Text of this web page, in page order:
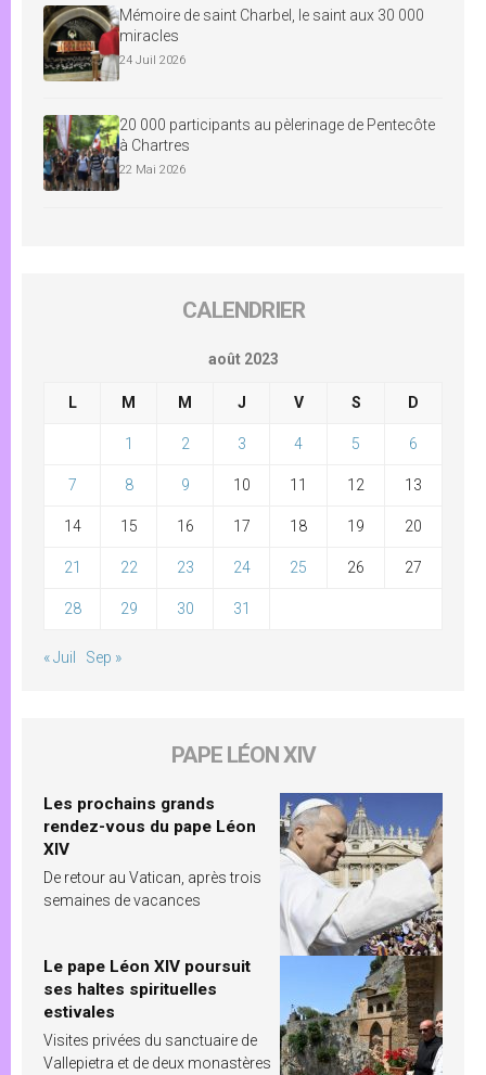
Mémoire de saint Charbel, le saint aux 30 000
miracles
24 Juil 2026
20 000 participants au pèlerinage de Pentecôte
à Chartres
22 Mai 2026
CALENDRIER
août 2023
L M M J V S D
1 2 3 4 5 6
7 8 9 10 11 12 13
14 15 16 17 18 19 20
21 22 23 24 25 26 27
28 29 30 31
« Juil Sep »
PAPE LÉON XIV
Les prochains grands
rendez-vous du pape Léon
XIV
De retour au Vatican, après trois
semaines de vacances
Le pape Léon XIV poursuit
ses haltes spirituelles
estivales
Visites privées du sanctuaire de
Vallepietra et de deux monastères